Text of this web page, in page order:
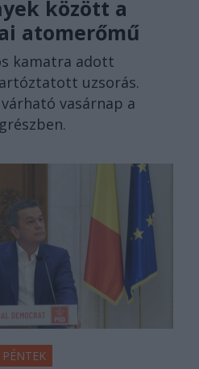
között a
atomerőmű
kamatra adott
uzsorás.
vasárnap a